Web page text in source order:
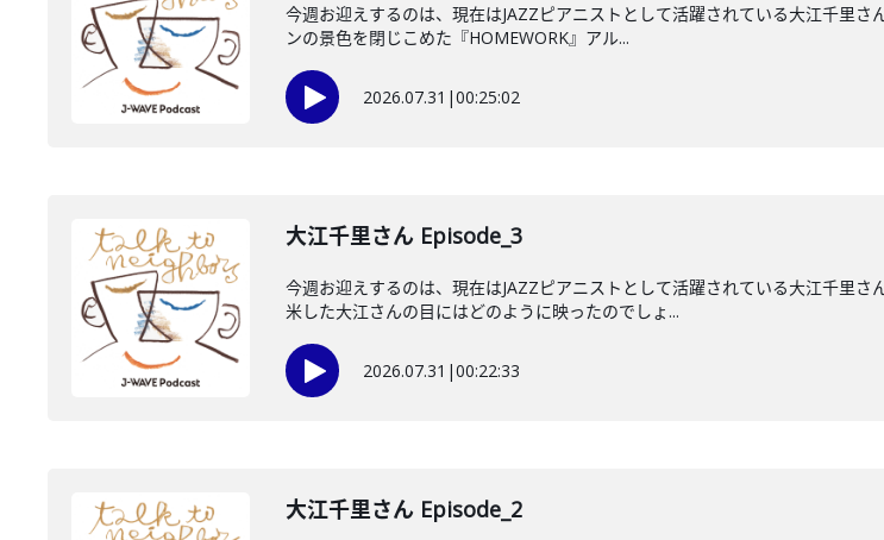
今週お迎えするのは、現在はJAZZピアニストとして活躍されている大江千里
ンの景色を閉じこめた『HOMEWORK』アル...
2026.07.31 |00:25:02
大江千里さん Episode_3
今週お迎えするのは、現在はJAZZピアニストとして活躍されている大江千里
米した大江さんの目にはどのように映ったのでしょ...
2026.07.31 |00:22:33
大江千里さん Episode_2